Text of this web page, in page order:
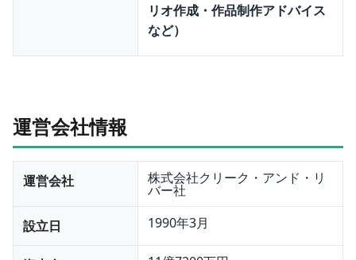
リオ作成・作品制作アドバイス
など）
運営会社情報
運営会社 株式会社クリーク・アンド・リ
バー社
設立日 1990年3月